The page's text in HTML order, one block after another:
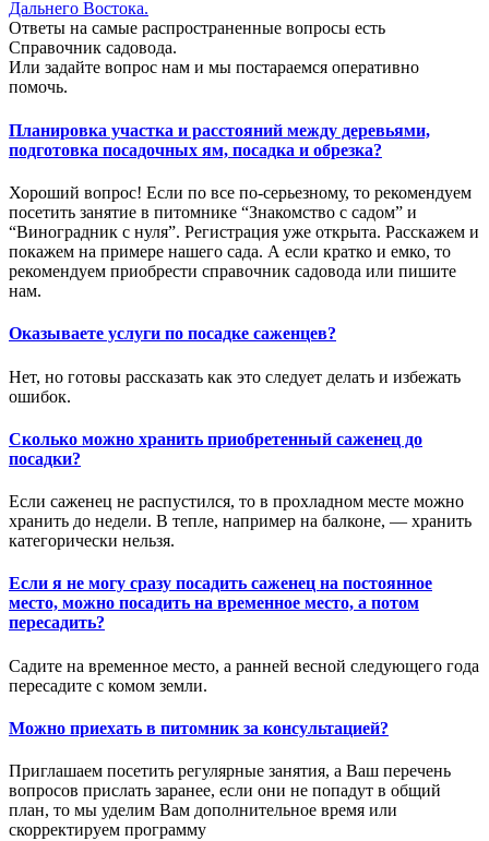
Дальнего Востока.
Ответы на самые распространенные вопросы есть
Справочник садовода.
Или задайте вопрос нам и мы постараемся оперативно
помочь.
Планировка участка и расстояний между деревьями,
подготовка посадочных ям, посадка и обрезка?
Хороший вопрос! Если по все по-серьезному, то рекомендуем
посетить занятие в питомнике “Знакомство с садом” и
“Виноградник с нуля”. Регистрация уже открыта. Расскажем и
покажем на примере нашего сада. А если кратко и емко, то
рекомендуем приобрести справочник садовода или пишите
нам.
Оказываете услуги по посадке саженцев?
Нет, но готовы рассказать как это следует делать и избежать
ошибок.
Сколько можно хранить приобретенный саженец до
посадки?
Если саженец не распустился, то в прохладном месте можно
хранить до недели. В тепле, например на балконе, — хранить
категорически нельзя.
Если я не могу сразу посадить саженец на постоянное
место, можно посадить на временное место, а потом
пересадить?
Садите на временное место, а ранней весной следующего года
пересадите с комом земли.
Можно приехать в питомник за консультацией?
Приглашаем посетить регулярные занятия, а Ваш перечень
вопросов прислать заранее, если они не попадут в общий
план, то мы уделим Вам дополнительное время или
скорректируем программу